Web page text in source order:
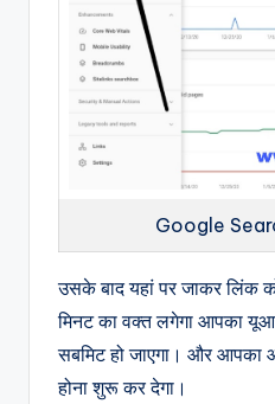
Google
उसके बाद यहां पर जाकर लिंक
मिनट का वक्त लगेगा आपका
सबमिट हो जाएगा। और आपका
होना शुरू कर देगा।